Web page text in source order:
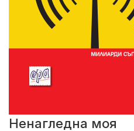
Ненагледна моя